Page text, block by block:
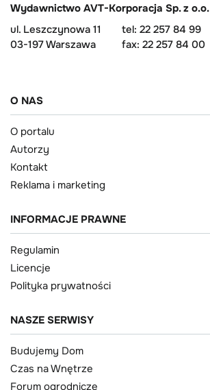
Wydawnictwo AVT-Korporacja Sp. z o.o.
ul. Leszczynowa 11
03-197 Warszawa
tel: 22 257 84 99
fax: 22 257 84 00
O NAS
O portalu
Autorzy
Kontakt
Reklama i marketing
INFORMACJE PRAWNE
Regulamin
Licencje
Polityka prywatności
NASZE SERWISY
Budujemy Dom
Czas na Wnętrze
Forum ogrodnicze